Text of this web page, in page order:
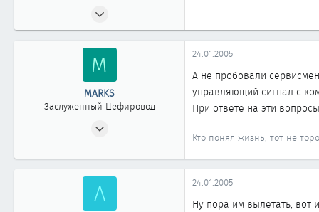
191
M
MARKS
Заслуженный Цефировод
4
24.01.2005
А не пробовали
управляющий сигнал с
При ответе на эти
Кто понял жизнь, тот не
A 24.01.2005
Ну пора им вылетать, вот